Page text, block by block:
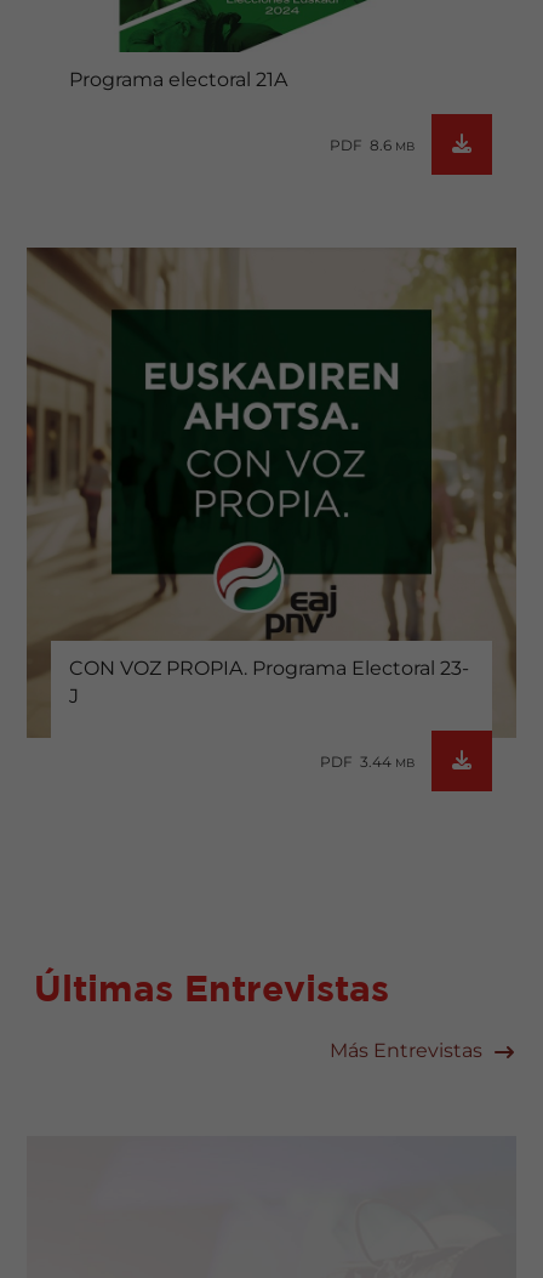
Programa electoral 21A
PDF 8.6 MB
CON VOZ PROPIA. Programa Electoral 23-
J
PDF 3.44 MB
Últimas Entrevistas
Más Entrevistas